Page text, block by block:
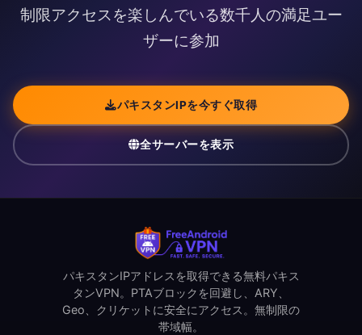
制限アクセスを楽しんでいる数千人の満足ユー
ザーに参加
パキスタンIPを今すぐ取得
全サーバーを表示
パキスタンIPアドレスを取得できる無料パキス
タンVPN。PTAブロックを回避し、ARY、
Geo、クリケットに安全にアクセス。無制限の
帯域幅。